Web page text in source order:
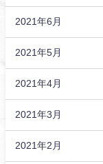
2021年6月
2021年5月
2021年4月
2021年3月
2021年2月